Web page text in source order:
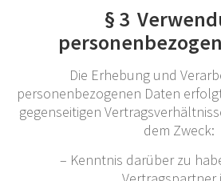
§ 3
Die Erhebung und
personenbezogenen Daten
gegenseitigen
dem Zweck:
– Kenntnis darüber zu